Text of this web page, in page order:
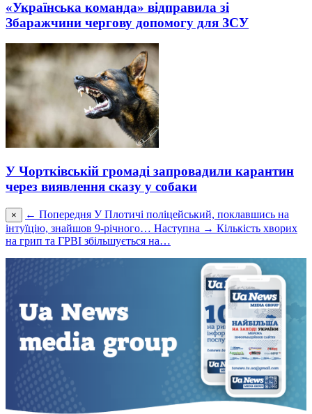
«Українська команда» відправила зі
Збаражчини чергову допомогу для ЗСУ
У Чортківській громаді запровадили карантин
через виявлення сказу у собаки
× ← Попередня У Плотичі поліцейський, поклавшись на
інтуїцію, знайшов 9-річного… Наступна → Кількість хворих
на грип та ГРВІ збільшується на…